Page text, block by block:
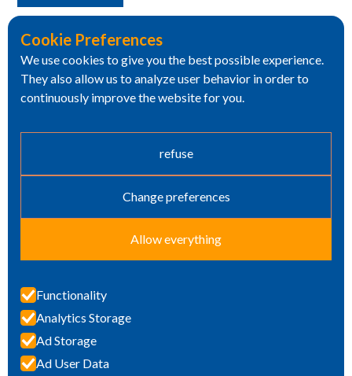
TOTAL CONCRETE
PROTECTION
Cookie Preferences
We use cookies to give you the best possible experience.
They also allow us to analyze user behavior in order to
continuously improve the website for you.
refuse
Change preferences
Allow everything
Functionality
Analytics Storage
Ad Storage
Ad User Data